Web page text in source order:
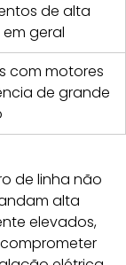
de alta
geral
com motores
de grande
de linha não
alta
elevados,